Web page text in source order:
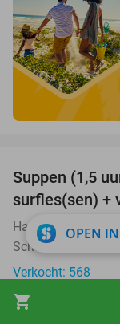
shopping_cart
Suppen (1,5
surfles(sen) +
Hartbeach
Scheveningen
Verkocht: 568
OPEN